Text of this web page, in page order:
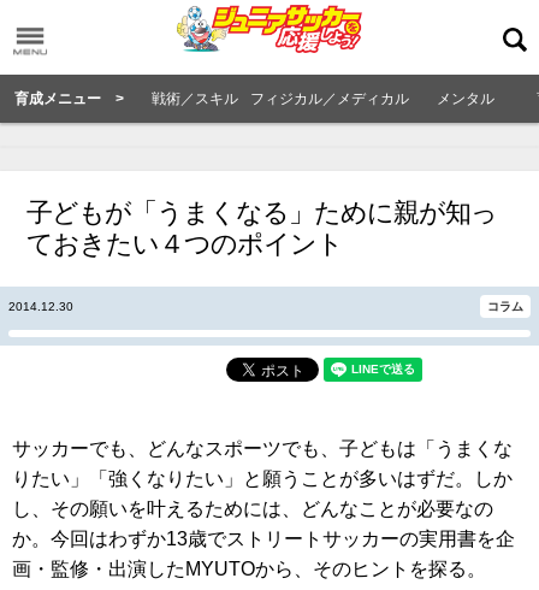
育成メニュー > 戦術／スキル フィジカル／メディカル メンタル
子どもが「うまくなる」ために親が知っ
ておきたい４つのポイント
2014.12.30 コラム
サッカーでも、どんなスポーツでも、子どもは「うまくな
りたい」「強くなりたい」と願うことが多いはずだ。しか
し、その願いを叶えるためには、どんなことが必要なの
か。今回はわずか13歳でストリートサッカーの実用書を企
画・監修・出演したMYUTOから、そのヒントを探る。